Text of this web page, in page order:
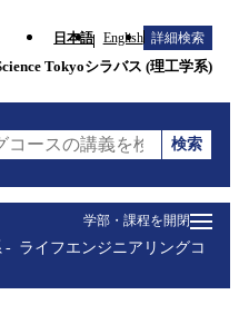
日本語 English 詳細検索
Tokyoシラバス (理工学系)
ースの講義を検索（講義
検索
学部・課程を開閉
ライフエンジニアリングコ